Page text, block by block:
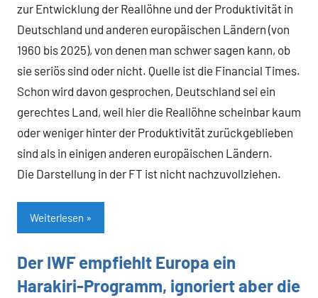
zur Entwicklung der Reallöhne und der Produktivität in
Deutschland und anderen europäischen Ländern (von
1960 bis 2025), von denen man schwer sagen kann, ob
sie seriös sind oder nicht. Quelle ist die Financial Times.
Schon wird davon gesprochen, Deutschland sei ein
gerechtes Land, weil hier die Reallöhne scheinbar kaum
oder weniger hinter der Produktivität zurückgeblieben
sind als in einigen anderen europäischen Ländern.
Die Darstellung in der FT ist nicht nachzuvollziehen.
Weiterlesen
Allgemein
Der IWF empfiehlt Europa ein
Harakiri-Programm, ignoriert aber die